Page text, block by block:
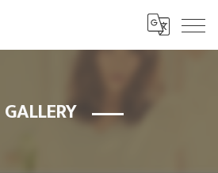
GALLERY